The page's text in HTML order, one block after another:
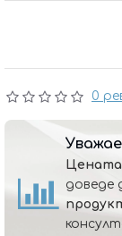
0
доведе